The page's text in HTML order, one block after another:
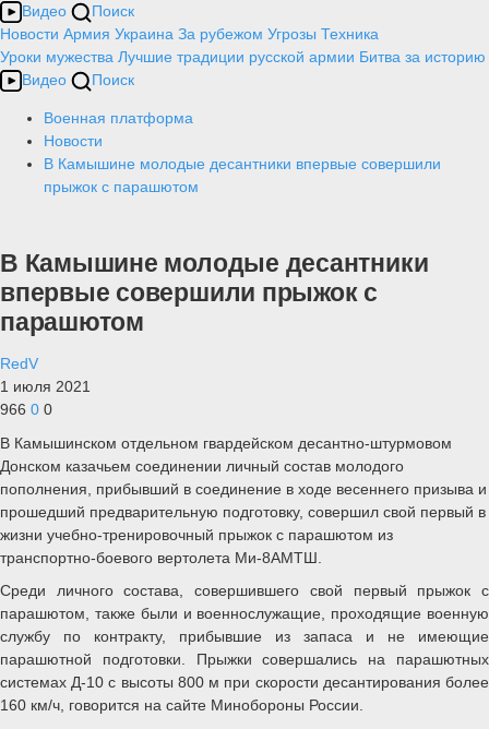
Видео
Поиск
Новости Армия Украина За рубежом Угрозы Техника
Уроки мужества Лучшие традиции русской армии Битва за историю
Видео
Поиск
Военная платформа
Новости
В Камышине молодые десантники впервые совершили
прыжок с парашютом
В Камышине молодые десантники
впервые совершили прыжок с
парашютом
RedV
1 июля 2021
966 0 0
В Камышинском отдельном гвардейском десантно-штурмовом
Донском казачьем соединении личный состав молодого
пополнения, прибывший в соединение в ходе весеннего призыва и
прошедший предварительную подготовку, совершил свой первый в
жизни учебно-тренировочный прыжок с парашютом из
транспортно-боевого вертолета Ми-8АМТШ.
Среди личного состава, совершившего свой первый прыжок с
парашютом, также были и военнослужащие, проходящие военную
службу по контракту, прибывшие из запаса и не имеющие
парашютной подготовки. Прыжки совершались на парашютных
системах Д-10 с высоты 800 м при скорости десантирования более
160 км/ч, говорится на сайте Минобороны России.